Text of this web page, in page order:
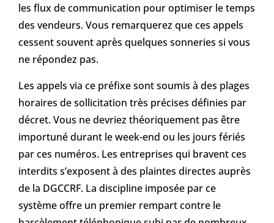
les flux de communication pour optimiser le temps
des vendeurs. Vous remarquerez que ces appels
cessent souvent après quelques sonneries si vous
ne répondez pas.
Les appels via ce préfixe sont soumis à des plages
horaires de sollicitation très précises définies par
décret. Vous ne devriez théoriquement pas être
importuné durant le week-end ou les jours fériés
par ces numéros. Les entreprises qui bravent ces
interdits s’exposent à des plaintes directes auprès
de la DGCCRF. La discipline imposée par ce
système offre un premier rempart contre le